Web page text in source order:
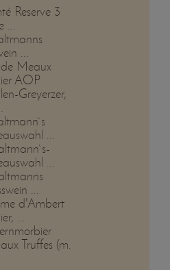
Reserve 3
...
...
Meaux
AOP
Greyerzer,
...
...
...
d'Ambert
...
Truffes (m.